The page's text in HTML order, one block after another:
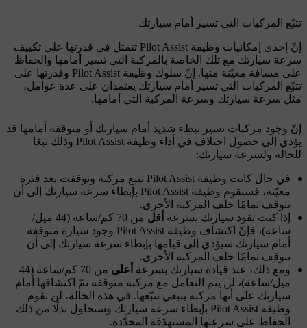
تتبّع المركبات التي تسير أمام سيارتك
إنّ إحدى إمكانيات وظيفة Pilot Assist تتمثل في قدرتها على تكييف
سرعة سيارتك مع تلك الخاصة بالمركبة التي تسير أمامها والحفاظ
على مسافة معيّنة منها. إنّ سلوك وظيفة Pilot Assist وقدرتها على
تتبّع المركبات التي تسير أمام سيارتك يعتمدان على عدة عوامل،
مثل سرعة سيارتك وسرعة المركبة التي أمامها.
إنّ وجود مركبات تسير ببطء شديد أمام سيارتك أو متوقفة أمامها قد
يؤدي إلى حصول اختلاف في أداء وظيفة Pilot Assist وذلك تبعًا
للحالة ولسرعة سيارتك:
في حال كانت وظيفة Pilot Assist تتبع مركبة وتوقفت بعد فترة
معيّنة، فستقوم وظيفة Pilot Assist بإبطاء سرعة سيارتك إلى أن
تتوقف تمامًا خلف المركبة الأخرى.
إذا كنت تقود سيارتك بسرعة أقل
من 70 كم/ساعة (44 ميل/
ساعة)، فإنّ اكتشاف وظيفة Pilot Assist وجود سيارة متوقفة
أمام سيارتك سيؤدي إلى قيامها بإبطاء سرعة سيارتك إلى أن
تتوقف تمامًا خلف المركبة الأخرى.
ومع ذلك، عند قيادة سيارتك بسرعة أعلى
من 70 كم/ساعة (44
ميل/ساعة)، لن يتم التعامل مع مركبة متوقفة تمّ اكتشافها أمام
سيارتك على أنها مركبة ينبغي تتبّعها. في هذه الحالة، لن تقوم
وظيفة Pilot Assist بإبطاء سرعة سيارتك وستحاول بدلًا من ذلك
الحفاظ على سرعتها المستهدَفة المحدّدة.